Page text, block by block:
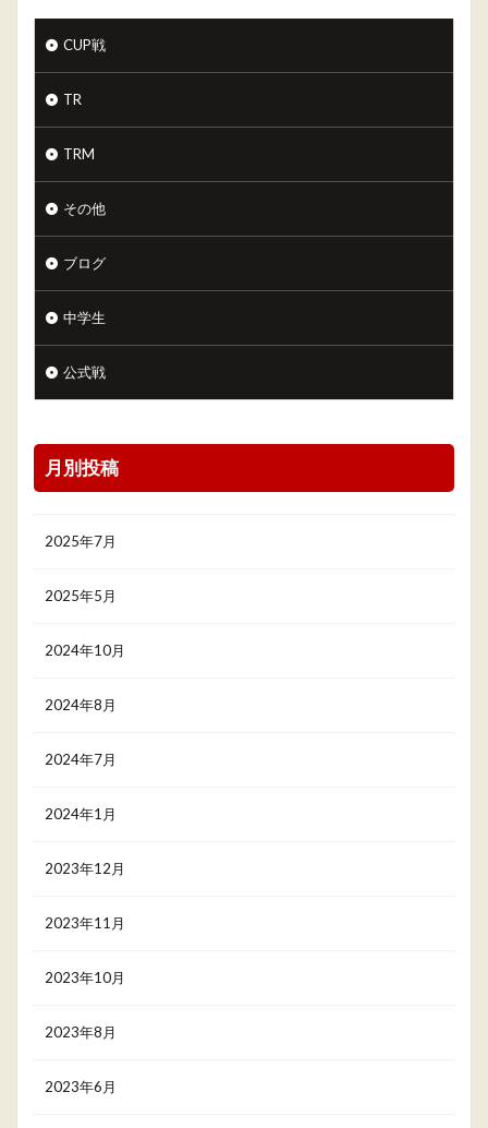
CUP戦
TR
TRM
その他
ブログ
中学生
公式戦
月別投稿
2025年7月
2025年5月
2024年10月
2024年8月
2024年7月
2024年1月
2023年12月
2023年11月
2023年10月
2023年8月
2023年6月